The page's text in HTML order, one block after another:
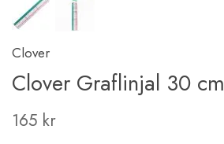
Clover
Clover Graflinjal 30 cm
165 kr